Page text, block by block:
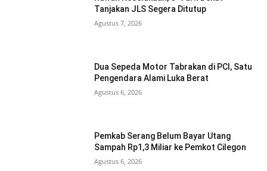
Tanjakan JLS Segera Ditutup
Agustus 7, 2026
Dua Sepeda Motor Tabrakan di PCI, Satu
Pengendara Alami Luka Berat
Agustus 6, 2026
Pemkab Serang Belum Bayar Utang
Sampah Rp1,3 Miliar ke Pemkot Cilegon
Agustus 6, 2026